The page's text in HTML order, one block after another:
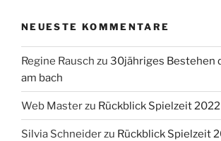
NEUESTE KOMMENTARE
Regine Rausch zu 30jähriges Bestehen
am bach
Web Masterzu Rückblick Spielzeit 2022
Silvia Schneiderzu Rückblick Spielzeit